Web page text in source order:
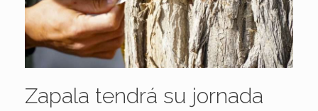
Zapala tendrá su jornada